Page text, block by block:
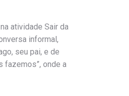
atividade Sair da
informal,
seu pai, e de
fazemos”, onde a